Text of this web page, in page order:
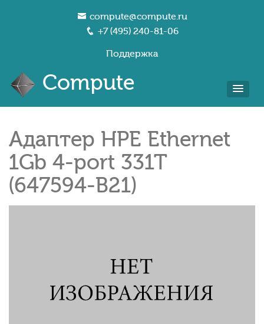
compute@compute.ru
+7 (495) 240-81-06
Поддержка
Compute
Адаптер HPE Ethernet
1Gb 4-port 331T
(647594-B21)